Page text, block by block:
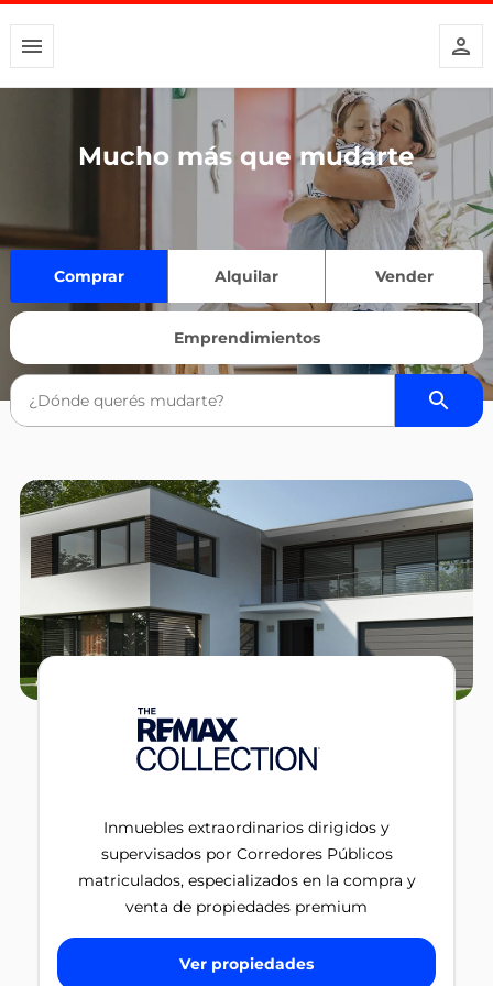
Mucho más que mudarte
Comprar Alquilar Vender
Emprendimientos
Inmuebles extraordinarios dirigidos y
supervisados por Corredores Públicos
matriculados, especializados en la compra y
venta de propiedades premium
Ver propiedades